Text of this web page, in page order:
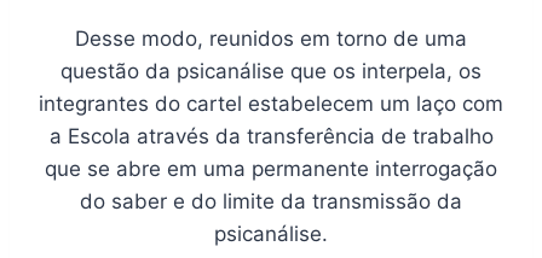
Desse modo, reunidos em torno de uma
questão da psicanálise que os interpela, os
integrantes do cartel estabelecem um laço com
a Escola através da transferência de trabalho
que se abre em uma permanente interrogação
do saber e do limite da transmissão da
psicanálise.